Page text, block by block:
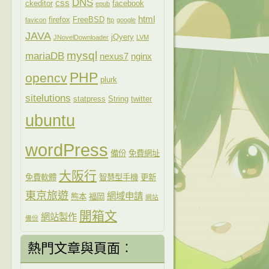
ckeditor css DNS epub facebook
favicon firefox FreeBSD ftp google html
JAVA JNovelDownloader jQyery LVM
mariaDB mysql nexus7 nginx
opencv PHP plurk
sitelutions statpress String twitter
ubuntu
wordPress 備份 免費網址
免費軟體 大阪行 智慧型手機 更新
東京旅遊 熊本 福岡 網域申請 網站
備份 網站製作 開箱文
熱門文章與頁面︰